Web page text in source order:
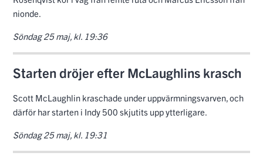
nionde.
Söndag 25 maj, kl. 19:36
Starten dröjer efter McLaughlins krasch
Scott McLaughlin kraschade under uppvärmningsvarven, och
därför har starten i Indy 500 skjutits upp ytterligare.
Söndag 25 maj, kl. 19:31